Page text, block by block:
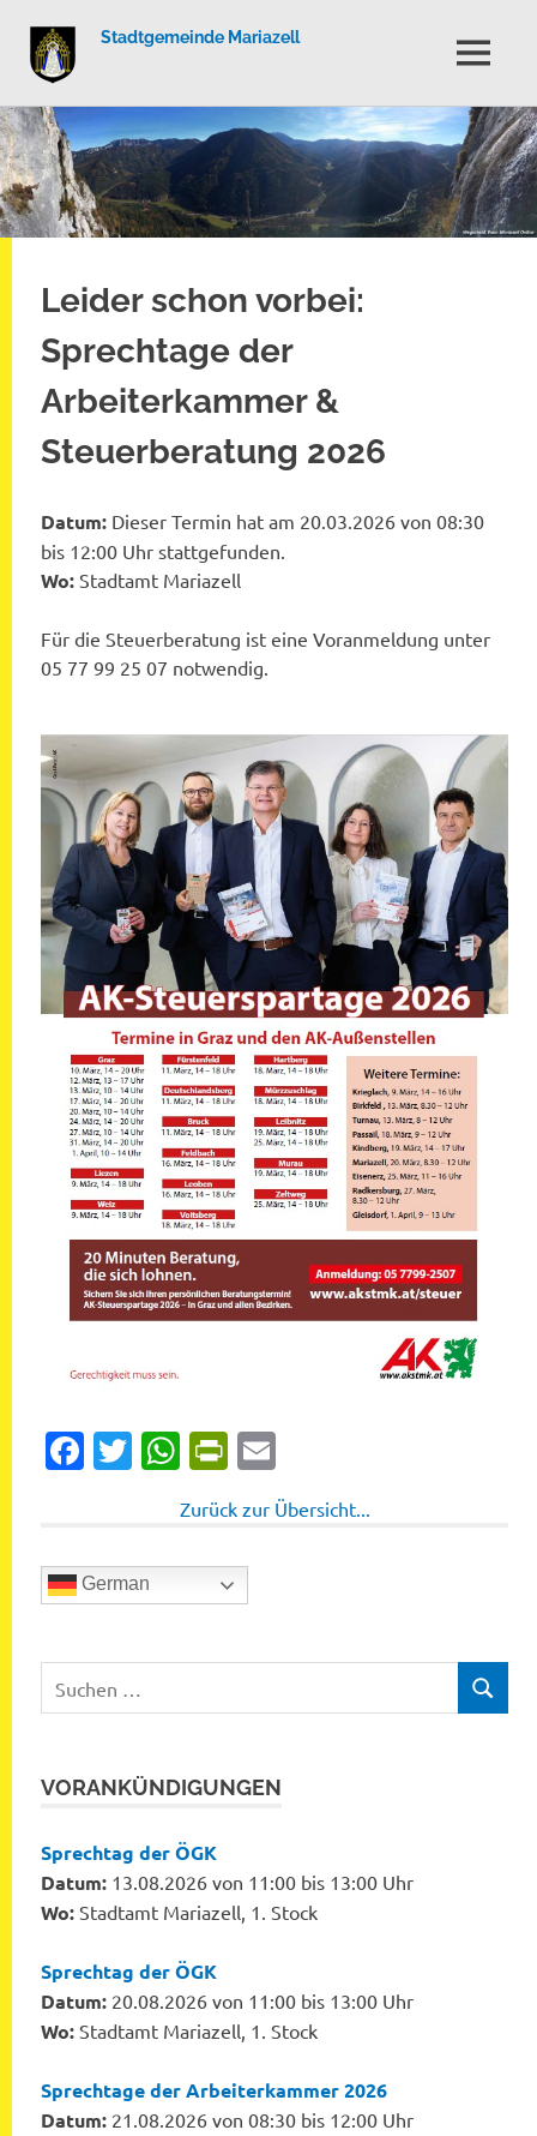
Zum
Inhalt
springen
Stadtgemeinde Mariazell
MENÜ
Leider schon vorbei:
Sprechtage der
Arbeiterkammer &
Steuerberatung 2026
Datum: Dieser Termin hat am 20.03.2026 von 08:30
bis 12:00 Uhr stattgefunden.
Wo: Stadtamt Mariazell
Für die Steuerberatung ist eine Voranmeldung unter
05 77 99 25 07 notwendig.
Facebook
Twitter
WhatsApp
PrintFriendly
Zurück zur Übersicht...
German
nach:
SUCHEN
VORANKÜNDIGUNGEN
Sprechtag der ÖGK
Datum: 13.08.2026 von 11:00 bis 13:00 Uhr
Wo: Stadtamt Mariazell, 1. Stock
Sprechtag der ÖGK
Datum: 20.08.2026 von 11:00 bis 13:00 Uhr
Wo: Stadtamt Mariazell, 1. Stock
Sprechtage der Arbeiterkammer 2026
Datum: 21.08.2026 von 08:30 bis 12:00 Uhr